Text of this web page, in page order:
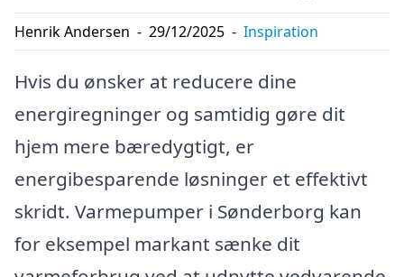
Henrik Andersen - 29/12/2025 - Inspiration
Hvis du ønsker at reducere dine
energiregninger og samtidig gøre dit
hjem mere bæredygtigt, er
energibesparende løsninger et effektivt
skridt. Varmepumper i Sønderborg kan
for eksempel markant sænke dit